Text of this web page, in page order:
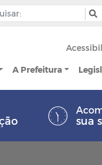
A Prefeitura
sua